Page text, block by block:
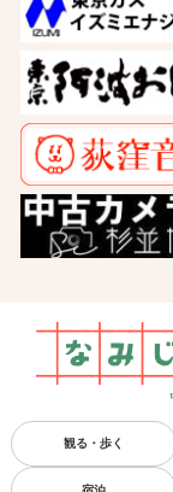
観る・歩く